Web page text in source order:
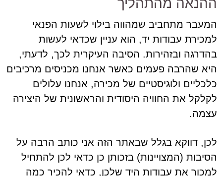
ההנאה מהתהליך
המעבר מתחביב שמהווה בילוי לשעות הפנאי
למכירת עבודות יד, הוא עניין שכדאי לעשות
בהדרגה ובזהירות. הסיבה העיקרית לכך, לדעתי,
היא שהרבה פעמים כאשר אנחנו מכניסים מרכיבים
כלכליים ולוגיסטיים של מכירה, אנחנו עלולים
לקלקל את החוויה היסודית והראשונית של היצירה
עצמה.
לכן, דווקא בגלל שבאתר הזה אני כותב הרבה על
הסיבות (המצויינות) בזכותן כן כדאי לכן להתחיל
למכור את עבודות היד שלכן, כדאי להכיר כמה